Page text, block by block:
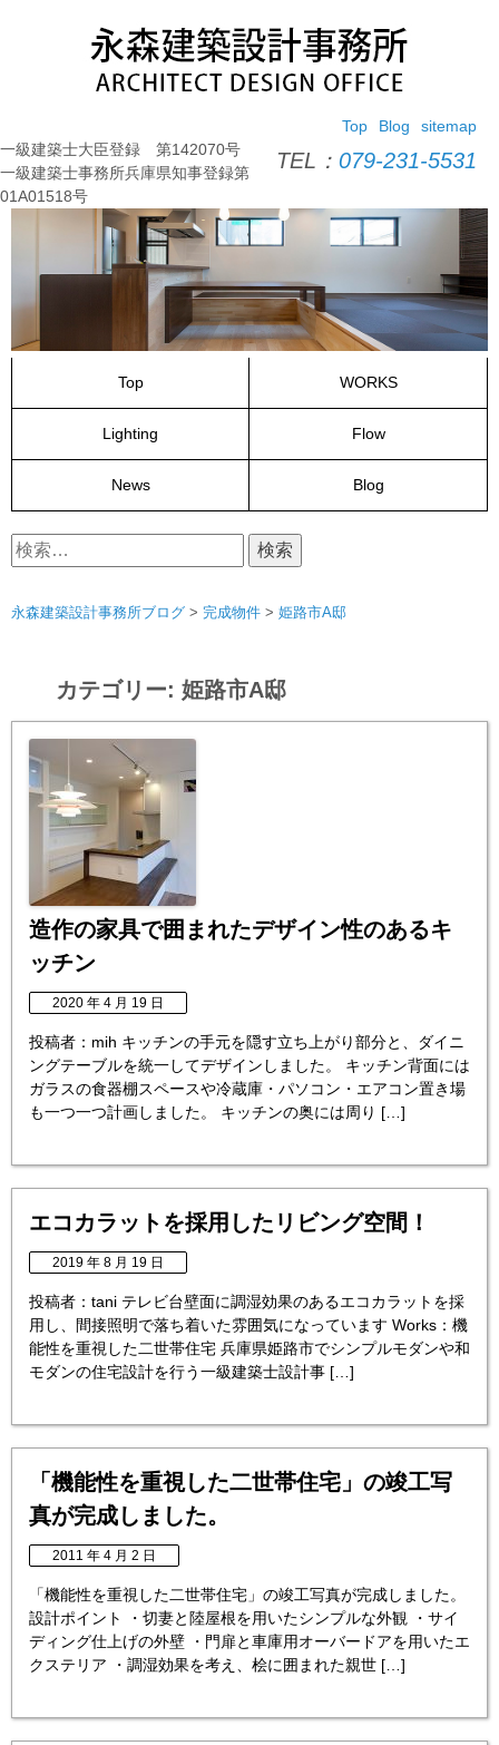
ス
キ
ッ
sitemap
Blog
Top
TEL： 079-231-5531
一級建築士大臣登録 第142070号
一級建築士事務所兵庫県知事登録第
01A01518号
Top WORKS
Lighting Flow
News Blog
検
索:
永森建築設計事務所ブログ > 完成物件 > 姫路市A邸
カテゴリー: 姫路市A邸
造作の家具で囲まれたデザイン性のあるキ
ッチン
2020 年 4 月 19 日
投稿者：mih キッチンの手元を隠す立ち上がり部分と、ダイニ
ングテーブルを統一してデザインしました。 キッチン背面には
ガラスの食器棚スペースや冷蔵庫・パソコン・エアコン置き場
も一つ一つ計画しました。 キッチンの奥には周り […]
エコカラットを採用したリビング空間！
2019 年 8 月 19 日
投稿者：tani テレビ台壁面に調湿効果のあるエコカラットを採
用し、間接照明で落ち着いた雰囲気になっています Works：機
能性を重視した二世帯住宅 兵庫県姫路市でシンプルモダンや和
モダンの住宅設計を行う一級建築士設計事 […]
「機能性を重視した二世帯住宅」の竣工写
真が完成しました。
2011 年 4 月 2 日
「機能性を重視した二世帯住宅」の竣工写真が完成しました。
設計ポイント ・切妻と陸屋根を用いたシンプルな外観 ・サイ
ディング仕上げの外壁 ・門扉と車庫用オーバードアを用いたエ
クステリア ・調湿効果を考え、桧に囲まれた親世 […]